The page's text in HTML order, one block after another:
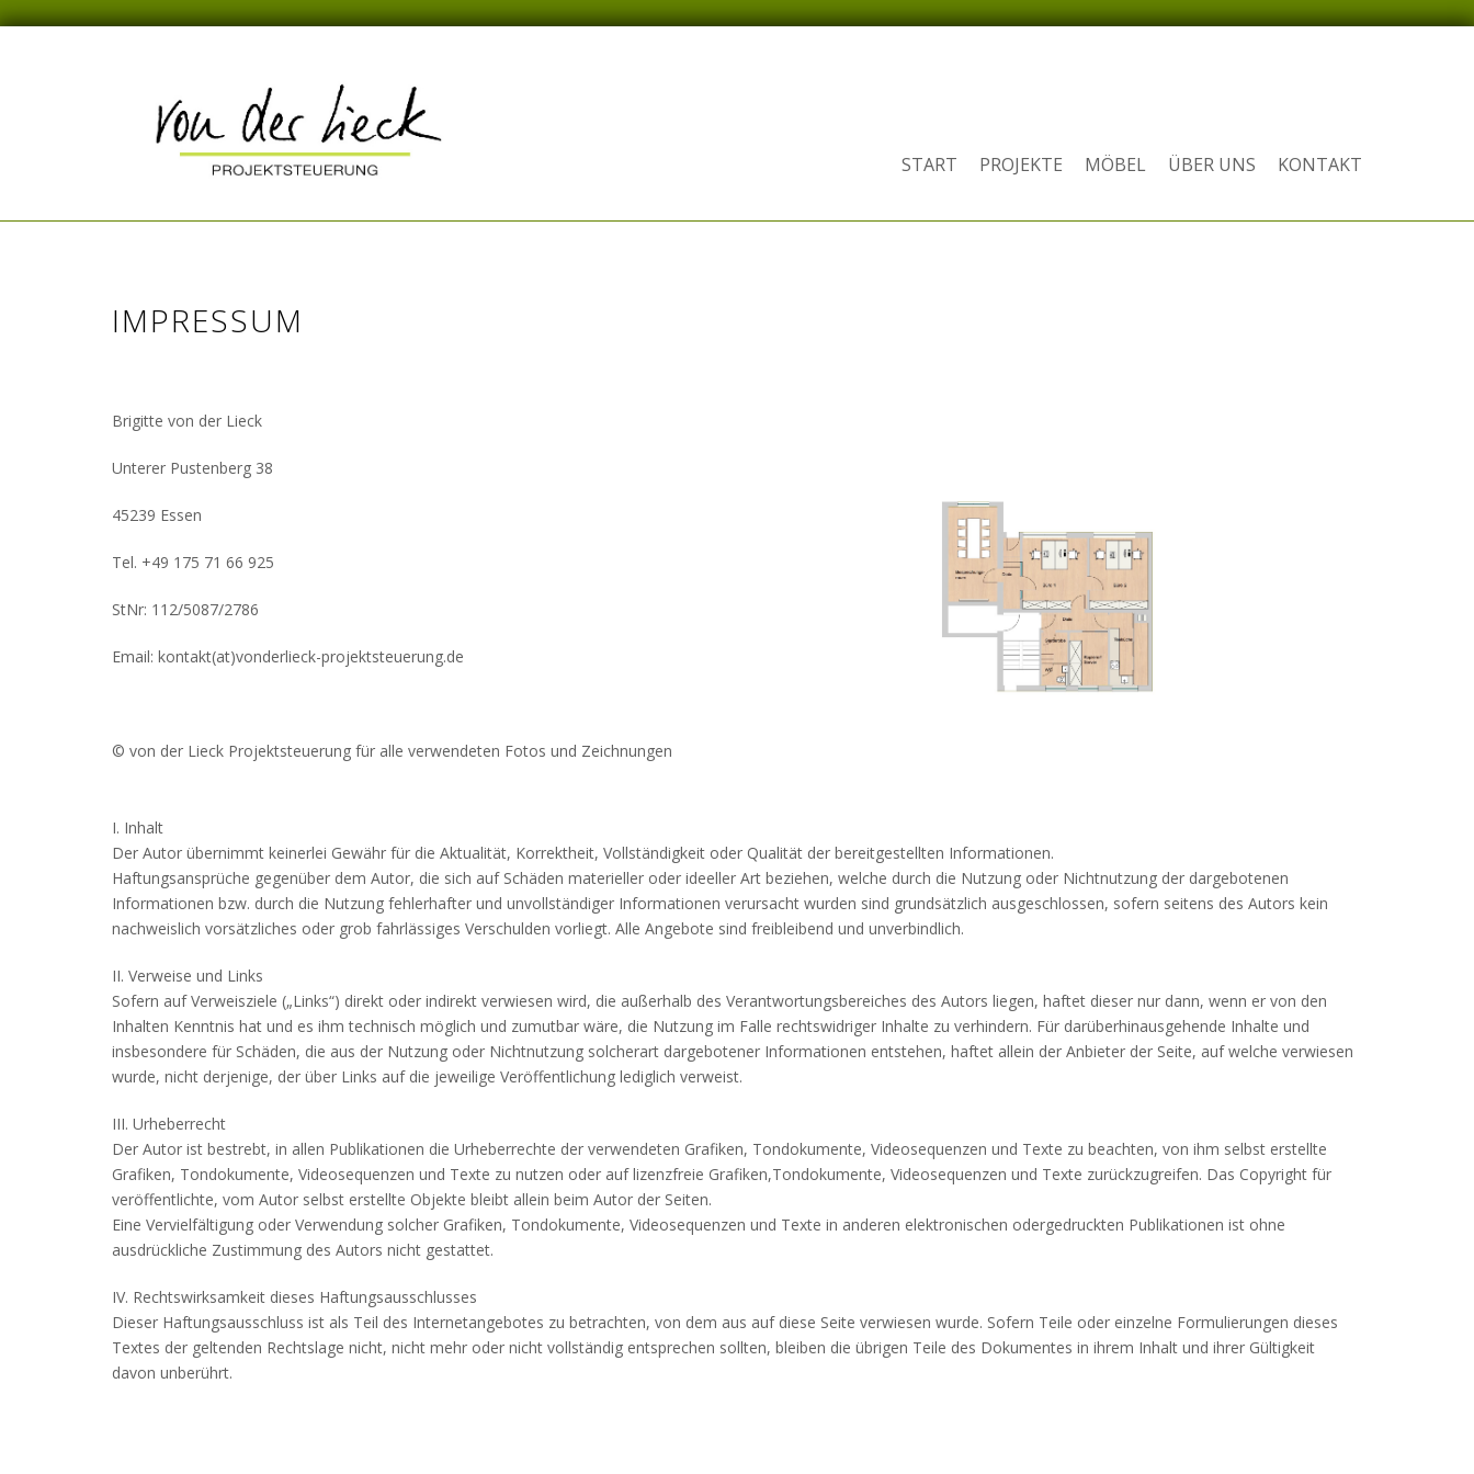
START PROJEKTE MÖBEL ÜBER UNS KONTAKT
IMPRESSUM
Brigitte von der Lieck
Unterer Pustenberg 38
45239 Essen
Tel. +49 175 71 66 925
StNr: 112/5087/2786
Email: kontakt(at)vonderlieck-projektsteuerung.de
© von der Lieck Projektsteuerung für alle verwendeten Fotos und Zeichnungen
I. Inhalt
Der Autor übernimmt keinerlei Gewähr für die Aktualität, Korrektheit, Vollständigkeit oder Qualität der bereitgestellten Informationen.
Haftungsansprüche gegenüber dem Autor, die sich auf Schäden materieller oder ideeller Art beziehen, welche durch die Nutzung oder Nichtnutzung der dargebotenen
Informationen bzw. durch die Nutzung fehlerhafter und unvollständiger Informationen verursacht wurden sind grundsätzlich ausgeschlossen, sofern seitens des Autors kein
nachweislich vorsätzliches oder grob fahrlässiges Verschulden vorliegt. Alle Angebote sind freibleibend und unverbindlich.
II. Verweise und Links
Sofern auf Verweisziele („Links“) direkt oder indirekt verwiesen wird, die außerhalb des Verantwortungsbereiches des Autors liegen, haftet dieser nur dann, wenn er von den
Inhalten Kenntnis hat und es ihm technisch möglich und zumutbar wäre, die Nutzung im Falle rechtswidriger Inhalte zu verhindern. Für darüberhinausgehende Inhalte und
insbesondere für Schäden, die aus der Nutzung oder Nichtnutzung solcherart dargebotener Informationen entstehen, haftet allein der Anbieter der Seite, auf welche verwiesen
wurde, nicht derjenige, der über Links auf die jeweilige Veröffentlichung lediglich verweist.
III. Urheberrecht
Der Autor ist bestrebt, in allen Publikationen die Urheberrechte der verwendeten Grafiken, Tondokumente, Videosequenzen und Texte zu beachten, von ihm selbst erstellte
Grafiken, Tondokumente, Videosequenzen und Texte zu nutzen oder auf lizenzfreie Grafiken,Tondokumente, Videosequenzen und Texte zurückzugreifen. Das Copyright für
veröffentlichte, vom Autor selbst erstellte Objekte bleibt allein beim Autor der Seiten.
Eine Vervielfältigung oder Verwendung solcher Grafiken, Tondokumente, Videosequenzen und Texte in anderen elektronischen odergedruckten Publikationen ist ohne
ausdrückliche Zustimmung des Autors nicht gestattet.
IV. Rechtswirksamkeit dieses Haftungsausschlusses
Dieser Haftungsausschluss ist als Teil des Internetangebotes zu betrachten, von dem aus auf diese Seite verwiesen wurde. Sofern Teile oder einzelne Formulierungen dieses
Textes der geltenden Rechtslage nicht, nicht mehr oder nicht vollständig entsprechen sollten, bleiben die übrigen Teile des Dokumentes in ihrem Inhalt und ihrer Gültigkeit
davon unberührt.